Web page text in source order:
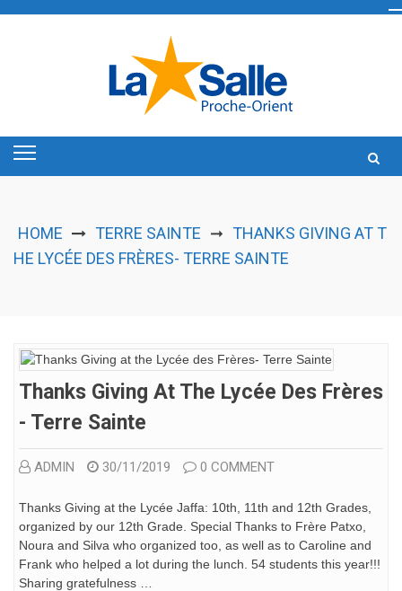
HOME TERRE SAINTE ➞ THANKS GIVING AT T
HE LYCÉE DES FRÈRES- TERRE SAINTE
Thanks Giving At The Lycée Des Frères
- Terre Sainte
ADMIN 30/11/2019 0 COMMENT
Thanks Giving at the Lycée Jaffa: 10th, 11th and 12th Grades,
organized by our 12th Grade. Special Thanks to Frère Patxo,
Noura and Silva who organized too, as well as to Caroline and
Frank who helped a lot during the lunch. 54 students this year!!!
Sharing gratefulness …